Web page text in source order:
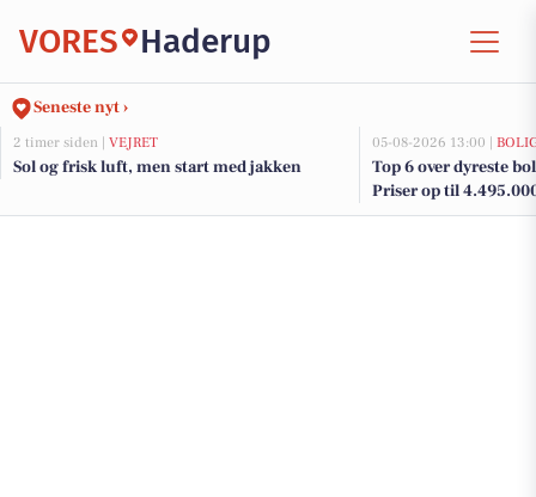
VORES Haderup
Seneste nyt ›
2 timer siden | VEJRET
Sol og frisk luft, men start med jakken
05-08-2026 13:00 |
Top 6 over dyreste
Priser op til